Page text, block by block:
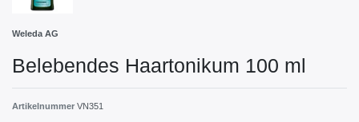
Weleda AG
Belebendes Haartonikum 100 ml
Artikelnummer VN351